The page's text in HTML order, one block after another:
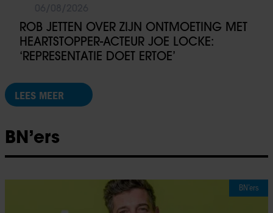
ROB JETTEN OVER ZIJN ONTMOETING MET
HEARTSTOPPER-ACTEUR JOE LOCKE:
‘REPRESENTATIE DOET ERTOE’
LEES MEER
BN’ers
BN’ers